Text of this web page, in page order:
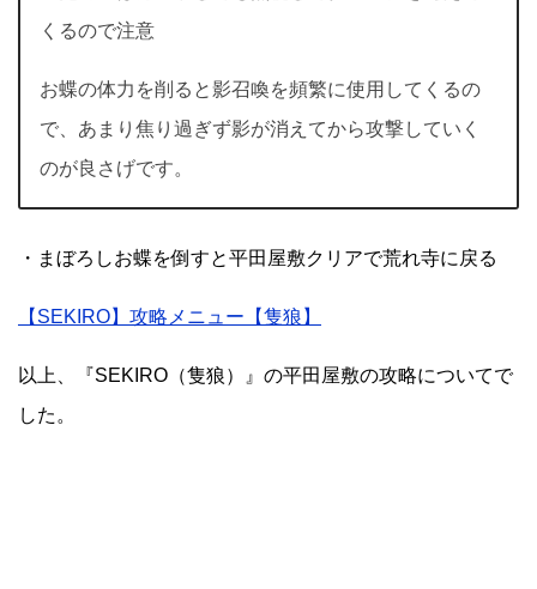
くるので注意
お蝶の体力を削ると影召喚を頻繁に使用してくるの
で、あまり焦り過ぎず影が消えてから攻撃していく
のが良さげです。
・まぼろしお蝶を倒すと平田屋敷クリアで荒れ寺に戻る
【SEKIRO】攻略メニュー【隻狼】
以上、『SEKIRO（隻狼）』の平田屋敷の攻略についてで
した。